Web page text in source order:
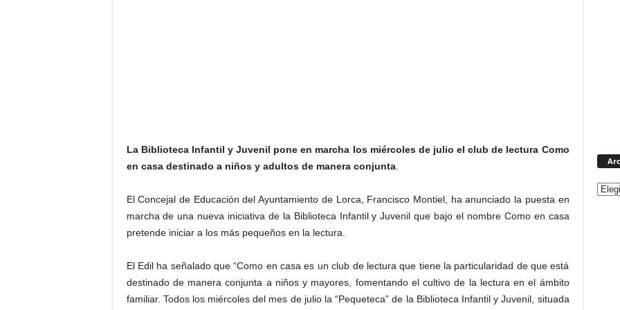
La Biblioteca Infantil y Juvenil pone en marcha los miércoles de julio el club de lectura Como
en casa destinado a niños y adultos de manera conjunta.
El Concejal de Educación del Ayuntamiento de Lorca, Francisco Montiel, ha anunciado la puesta en
marcha de una nueva iniciativa de la Biblioteca Infantil y Juvenil que bajo el nombre Como en casa
pretende iniciar a los más pequeños en la lectura.
El Edil ha señalado que “Como en casa es un club de lectura que tiene la particularidad de que está
destinado de manera conjunta a niños y mayores, fomentando el cultivo de la lectura en el ámbito
familiar. Todos los miércoles del mes de julio la “Pequeteca” de la Biblioteca Infantil y Juvenil, situada